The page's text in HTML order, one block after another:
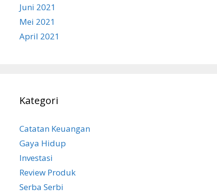
Juni 2021
Mei 2021
April 2021
Kategori
Catatan Keuangan
Gaya Hidup
Investasi
Review Produk
Serba Serbi